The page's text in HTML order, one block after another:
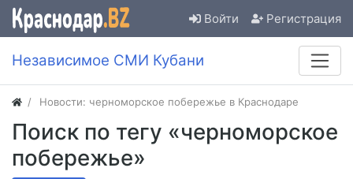
Войти Регистрация
Независимое СМИ Кубани
Новости: черноморское побережье в Краснодаре
Поиск по тегу «черноморское
побережье»